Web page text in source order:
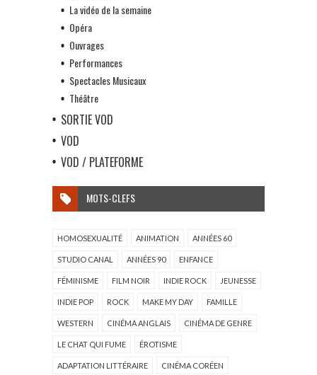
La vidéo de la semaine
Opéra
Ouvrages
Performances
Spectacles Musicaux
Théâtre
SORTIE VOD
VOD
VOD / PLATEFORME
MOTS-CLEFS
HOMOSEXUALITÉ ANIMATION ANNÉES 60
STUDIO CANAL ANNÉES 90 ENFANCE
FÉMINISME FILM NOIR INDIE ROCK JEUNESSE
INDIE POP ROCK MAKE MY DAY FAMILLE
WESTERN CINÉMA ANGLAIS CINÉMA DE GENRE
LE CHAT QUI FUME ÉROTISME
ADAPTATION LITTÉRAIRE CINÉMA CORÉEN